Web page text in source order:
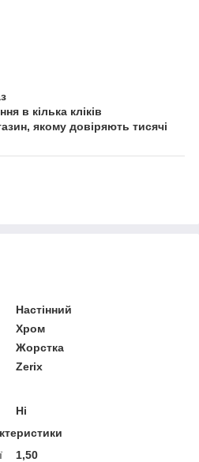
в кілька кліків
якому довіряють тисячі
Настінний
Хром
Жорстка
Zerix
Ні
1,50